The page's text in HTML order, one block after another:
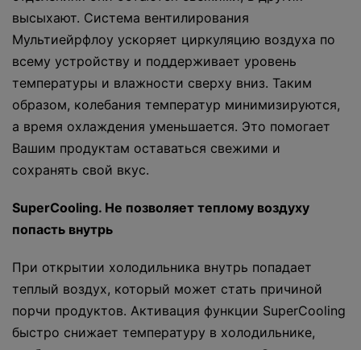
высыхают. Система вентилирования
Мультиейрфлоу ускоряет циркуляцию воздуха по
всему устройству и поддерживает уровень
температуры и влажности сверху вниз. Таким
образом, колебания температур минимизируются,
а время охлаждения уменьшается. Это помогает
Вашим продуктам оставаться свежими и
сохранять свой вкус.
SuperCooling. Не позволяет теплому воздуху
попасть внутрь
При открытии холодильника внутрь попадает
теплый воздух, который может стать причиной
порчи продуктов. Активация функции SuperCooling
быстро снижает температуру в холодильнике,